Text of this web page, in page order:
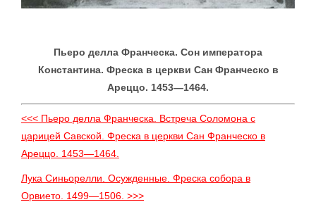
Пьеро делла Франческа. Сон императора
Константина. Фреска в церкви Сан Франческо в
Ареццо. 1453—1464.
<<< Пьеро делла Франческа. Встреча Соломона с
царицей Савской. Фреска в церкви Сан Франческо в
Ареццо. 1453—1464.
Лука Синьорелли. Осужденные. Фреска собора в
Орвието. 1499—1506. >>>